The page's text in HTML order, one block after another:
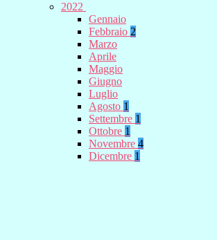
2022
Gennaio
Febbraio 2
Marzo
Aprile
Maggio
Giugno
Luglio
Agosto 1
Settembre 1
Ottobre 1
Novembre 4
Dicembre 1